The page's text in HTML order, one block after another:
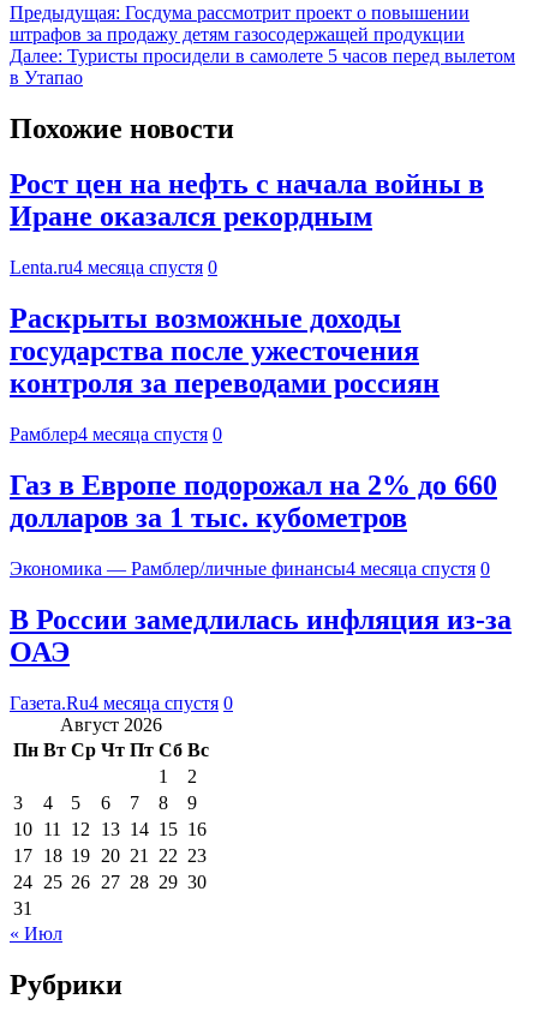
Предыдущая: Госдума рассмотрит проект о повышении
штрафов за продажу детям газосодержащей продукции
Далее: Туристы просидели в самолете 5 часов перед вылетом
в Утапао
Похожие новости
Рост цен на нефть с начала войны в
Иране оказался рекордным
Lenta.ru4 месяца спустя 0
Раскрыты возможные доходы
государства после ужесточения
контроля за переводами россиян
Рамблер4 месяца спустя 0
Газ в Европе подорожал на 2% до 660
долларов за 1 тыс. кубометров
Экономика — Рамблер/личные финансы4 месяца спустя 0
В России замедлилась инфляция из-за
ОАЭ
Газета.Ru4 месяца спустя 0
Август 2026
Пн Вт Ср Чт Пт Сб Вс
1
2
3
4 5 6 7 8
9
10 11 12 13 14 15 16
17 18 19 20 21 22 23
24 25 26 27 28 29 30
31
« Июл
Рубрики